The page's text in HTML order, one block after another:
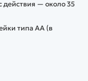
действия — около 35
типа АА (в